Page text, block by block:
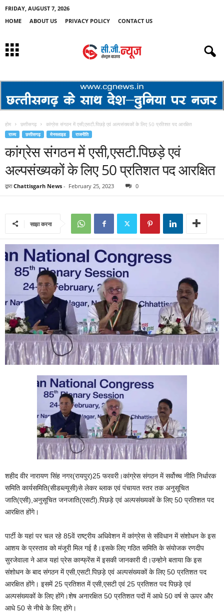
FRIDAY, AUGUST 7, 2026
HOME
ABOUT US PRIVACY POLICY CONTACT US
होम छत्तीसगढ़ कांग्रेस संगठन में एसी,एसटी.पिछड़े एवं अल्पसंख्यकों के लिए 50 प्रतिशत पद आरक्षित
राज्य छत्तीसगढ़ मेनस्लाइड राजनीति
कांग्रेस संगठन में एसी,एसटी.पिछड़े एवं
अल्पसंख्यकों के लिए 50 प्रतिशत पद आरक्षित
द्वारा Chattisgarh News - February 25, 2023 0
साझा करना
शहीद वीर नारायण सिंह नगर(रायपुर)25 फरवरी।कांग्रेस संगठन में सर्वोच्च नीति निर्धारक
समिति कार्यसमिति(सीडब्ल्यूसी)से लेकर ब्लाक एवं पंचायत स्तर तक अनुसूचित
जाति(एसी),अनुसूचित जनजाति(एसटी).पिछड़े एवं अल्पसंख्यकों के लिए 50 प्रतिशत पद
आरक्षित होंगे।
पार्टी के यहां पर चल रहे 85वें राष्ट्रीय अधिवेशन में कांग्रेस से संविधान में संशोधन के इस
आशय के प्रस्ताव को मंजूरी मिल गई है।इसके लिए गठित समिति के संयोजक रणदीप
सुरजेवाला ने आज यहां प्रेस कान्फ्रेंस में इसकी जानकारी दी।उन्होने बताया कि इस
संशोधन के बाद संगठन में एसी,एसटी.पिछड़े एवं अल्पसंख्यकों के लिए 50 प्रतिशत पद
आरक्षित होंगे। इसमें 25 प्रतिशत में एसी,एसटी एवं 25 प्रतिशत पद पिछड़े एवं
अल्पसंख्यकों के लिए होंगे।शेष अनारक्षित 50 प्रतिशत पदों में आधे 50 वर्ष से ऊपर और
आधे 50 से नीचे के लिए होंगे।